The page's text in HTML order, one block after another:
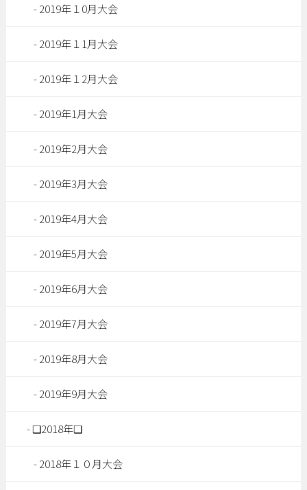
2019年１0月大会
2019年１1月大会
2019年１2月大会
2019年1月大会
2019年2月大会
2019年3月大会
2019年4月大会
2019年5月大会
2019年6月大会
2019年7月大会
2019年8月大会
2019年9月大会
❑2018年❑
2018年１０月大会